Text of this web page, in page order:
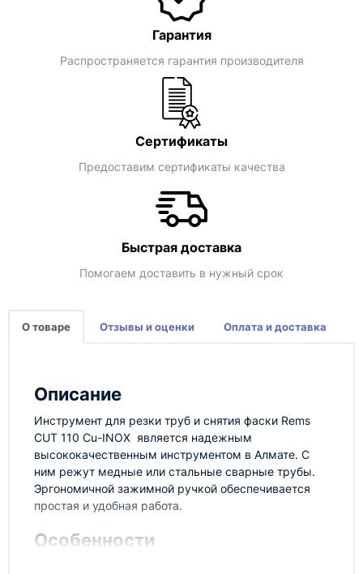
Гарантия
Распространяется гарантия производителя
Сертификаты
Предоставим сертификаты качества
Быстрая доставка
Помогаем доставить в нужный срок
О товаре Отзывы и оценки Оплата и доставка
Описание
Инструмент для резки труб и снятия фаски Rems
CUT 110 Cu-INOX является надежным
высококачественным инструментом в Алмате. С
ним режут медные или стальные сварные трубы.
Эргономичной зажимной ручкой обеспечивается
простая и удобная работа.
Особенности